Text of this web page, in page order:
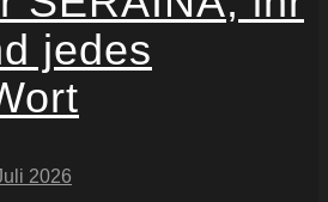
jedes
2026